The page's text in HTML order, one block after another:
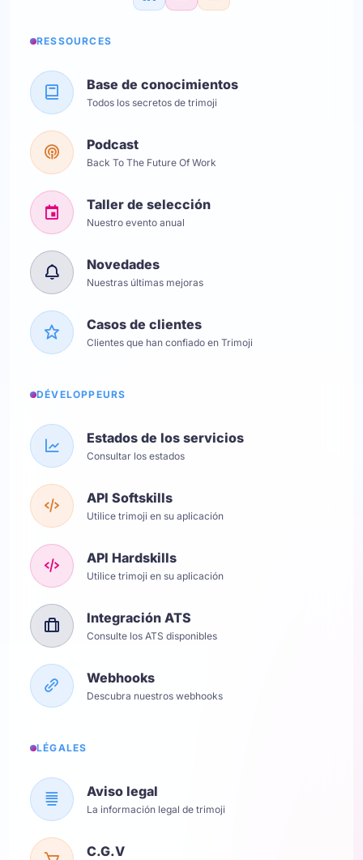
RESSOURCES
Base de conocimientos
Todos los secretos de trimoji
Podcast
Back To The Future Of Work
Taller de selección
Nuestro evento anual
Novedades
Nuestras últimas mejoras
Casos de clientes
Clientes que han confiado en Trimoji
DÉVELOPPEURS
Estados de los servicios
Consultar los estados
API Softskills
Utilice trimoji en su aplicación
API Hardskills
Utilice trimoji en su aplicación
Integración ATS
Consulte los ATS disponibles
Webhooks
Descubra nuestros webhooks
LÉGALES
Aviso legal
La información legal de trimoji
C.G.V